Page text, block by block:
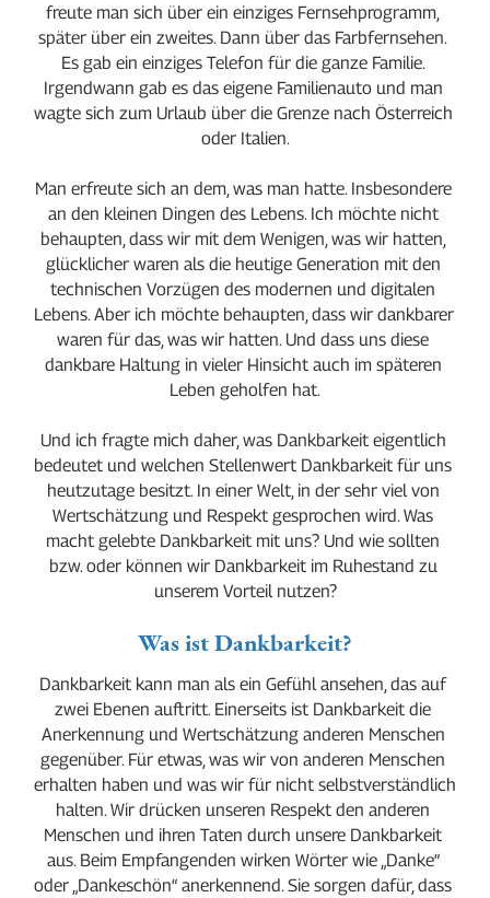
freute man sich über ein einziges Fernsehprogramm,
später über ein zweites. Dann über das Farbfernsehen.
Es gab ein einziges Telefon für die ganze Familie.
Irgendwann gab es das eigene Familienauto und man
wagte sich zum Urlaub über die Grenze nach Österreich
oder Italien.
Man erfreute sich an dem, was man hatte. Insbesondere
an den kleinen Dingen des Lebens. Ich möchte nicht
behaupten, dass wir mit dem Wenigen, was wir hatten,
glücklicher waren als die heutige Generation mit den
technischen Vorzügen des modernen und digitalen
Lebens. Aber ich möchte behaupten, dass wir dankbarer
waren für das, was wir hatten. Und dass uns diese
dankbare Haltung in vieler Hinsicht auch im späteren
Leben geholfen hat.
Und ich fragte mich daher, was Dankbarkeit eigentlich
bedeutet und welchen Stellenwert Dankbarkeit für uns
heutzutage besitzt. In einer Welt, in der sehr viel von
Wertschätzung und Respekt gesprochen wird. Was
macht gelebte Dankbarkeit mit uns? Und wie sollten
bzw. oder können wir Dankbarkeit im Ruhestand zu
unserem Vorteil nutzen?
Was ist Dankbarkeit?
Dankbarkeit kann man als ein Gefühl ansehen, das auf
zwei Ebenen auftritt. Einerseits ist Dankbarkeit die
Anerkennung und Wertschätzung anderen Menschen
gegenüber. Für etwas, was wir von anderen Menschen
erhalten haben und was wir für nicht selbstverständlich
halten. Wir drücken unseren Respekt den anderen
Menschen und ihren Taten durch unsere Dankbarkeit
aus. Beim Empfangenden wirken Wörter wie „Danke“
oder „Dankeschön“ anerkennend. Sie sorgen dafür, dass